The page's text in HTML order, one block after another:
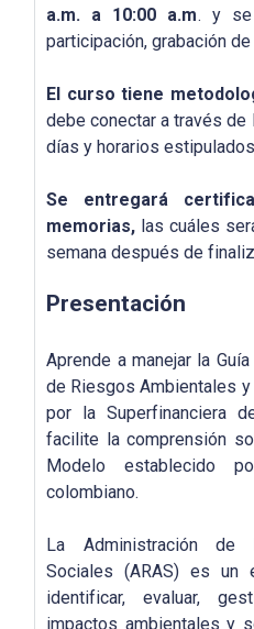
a.m. a 10:00 a.m. y se
participación, grabación
El curso tiene
debe conectar a través de
días y horarios
Se entregará
memorias, las cuáles
semana después de
Presentación
Aprende a manejar la
de Riesgos Ambientales
por la Superfinanciera
facilite la comprensión
Modelo establecido
colombiano.
La Administración de
Sociales (ARAS) es un
identificar, evaluar,
impactos ambientales y